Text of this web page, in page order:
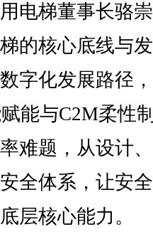
梯董事长骆
的核心底线与
字化发展路径
能与C2M柔性
难题，从设计
全体系，让安
层核心能力。